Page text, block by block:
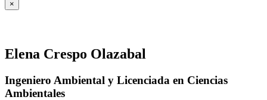
×
Elena Crespo Olazabal
Ingeniero Ambiental y Licenciada en Ciencias
Ambientales